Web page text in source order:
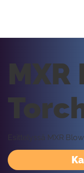
Esittelyssä MXR